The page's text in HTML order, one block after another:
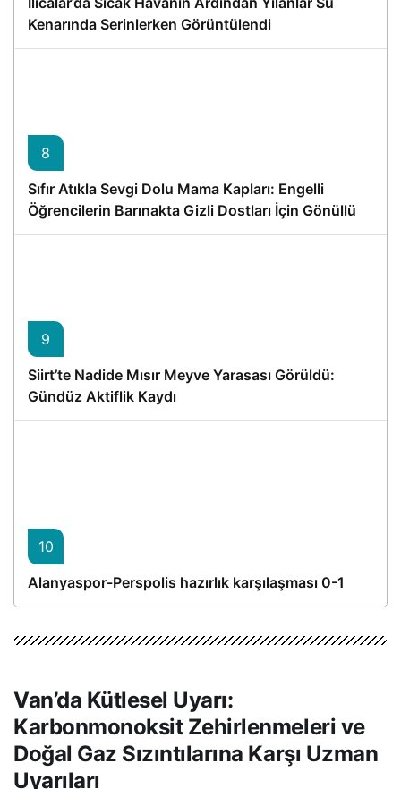
Kenarında Serinlerken Görüntülendi
8
Sıfır Atıkla Sevgi Dolu Mama Kapları: Engelli
Öğrencilerin Barınakta Gizli Dostları İçin Gönüllü
Proje
9
Siirt’te Nadide Mısır Meyve Yarasası Görüldü:
Gündüz Aktiflik Kaydı
10
Alanyaspor-Perspolis hazırlık karşılaşması 0-1
Van’da Kütlesel Uyarı:
Karbonmonoksit Zehirlenmeleri ve
Doğal Gaz Sızıntılarına Karşı Uzman
Uyarıları